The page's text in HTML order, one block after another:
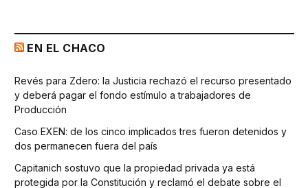
EN EL CHACO
Revés para Zdero: la Justicia rechazó el recurso presentado
y deberá pagar el fondo estímulo a trabajadores de
Producción
Caso EXEN: de los cinco implicados tres fueron detenidos y
dos permanecen fuera del país
Capitanich sostuvo que la propiedad privada ya está
protegida por la Constitución y reclamó el debate sobre el